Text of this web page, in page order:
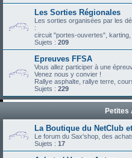
Les Sorties Régionales
Les sorties organisées par les
:
circuit "portes-ouvertes", karting,
Sujets : 209
Epreuves FFSA
Vous allez participer à une
Venez nous y convier !
Rallye asphalte, rallye terre,
Sujets : 229
Petites
La Boutique du NetClub
Le forum du Sax'shop, des
Sujets : 17